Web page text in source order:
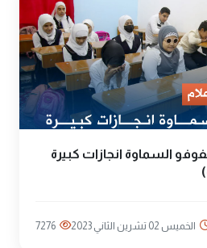
السماوة انجازات كبيرة
الخميس 02 تشرين الثاني 2023 7276